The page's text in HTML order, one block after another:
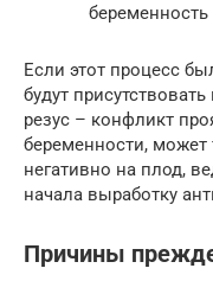
беременность
Если этот процесс
будут
резус – конфликт
беременности, может
негативно на плод,
начала выработку
Причины